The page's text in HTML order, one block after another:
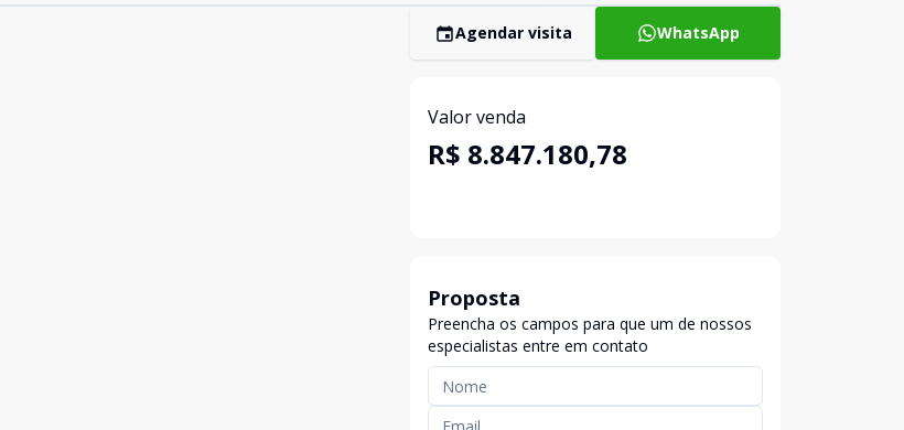
Agendar visita WhatsApp
Valor venda
R$ 8.847.180,78
Proposta
Preencha os campos para que um de nossos
especialistas entre em contato